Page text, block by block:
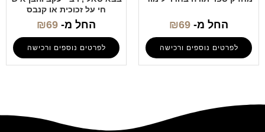
החל מ- ₪69
לפרטים נוספים ורכישה
חי על זכוכית או קנבס
החל מ- ₪69
לפרטים נוספים ורכישה